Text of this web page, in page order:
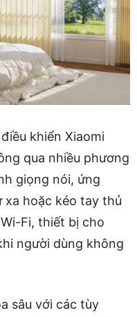
khiển Xiaomi
qua nhiều phương
giọng nói, ứng
xa hoặc kéo tay thủ
Fi, thiết bị cho
người dùng không
sâu với các tùy